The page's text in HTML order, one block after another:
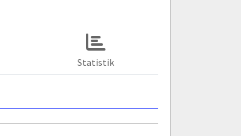
Statistik